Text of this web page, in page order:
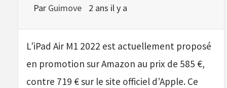
Par Guimove 2 ans il y a
L’iPad Air M1 2022 est actuellement proposé
en promotion sur Amazon au prix de 585 €,
contre 719 € sur le site officiel d’Apple. Ce